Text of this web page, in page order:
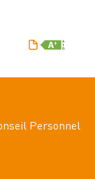
Personnel